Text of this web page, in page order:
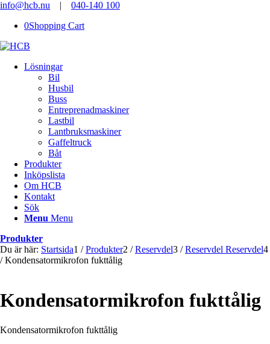
info@hcb.nu | 040-140 100
0Shopping Cart
Lösningar
Bil
Husbil
Buss
Entreprenadmaskiner
Lastbil
Lantbruksmaskiner
Gaffeltruck
Båt
Produkter
Inköpslista
Om HCB
Kontakt
Sök
Menu Menu
Produkter
Du är här: Startsida1 / Produkter2 / Reservdel3 / Reservdel Reservdel4
/ Kondensatormikrofon fukttålig
Kondensatormikrofon fukttålig
Kondensatormikrofon fukttålig